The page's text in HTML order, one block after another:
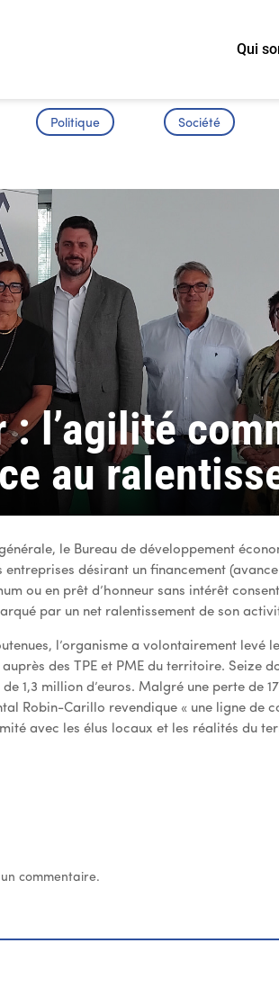
Qui
Politique Société
: l’agilité
au
le Bureau de développement
entreprises désirant un financement
ou en prêt d’honneur sans intérêt
par un net ralentissement de son
l’organisme a volontairement levé
des TPE et PME du territoire. Seize
1,3 million d’euros. Malgré une perte de
Robin-Carillo revendique « une ligne de
avec les élus locaux et les réalités du
commentaire.